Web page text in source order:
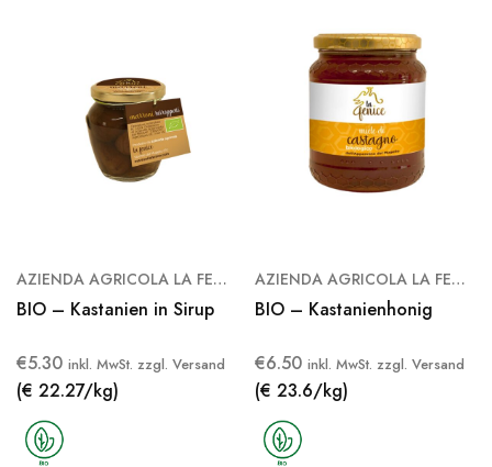
AZIENDA AGRICOLA LA FENICE
BIO – Kastanien in Sirup
€5.30 inkl. MwSt. zzgl. Versand
(€ 22.27/kg)
AZIENDA AGRICOLA LA FENICE
BIO – Kastanienhonig
€6.50 inkl. MwSt. zzgl. Versand
(€ 23.6/kg)